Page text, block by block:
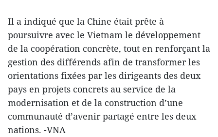
Il a indiqué que la Chine était prête à
poursuivre avec le Vietnam le développement
de la coopération concrète, tout en renforçant la
gestion des différends afin de transformer les
orientations fixées par les dirigeants des deux
pays en projets concrets au service de la
modernisation et de la construction d’une
communauté d’avenir partagé entre les deux
nations. -VNA